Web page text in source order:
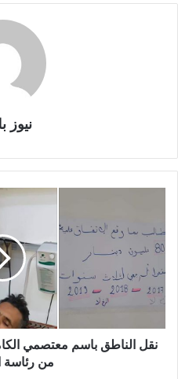
نيوز
نقل الناطق باسم معتصمي
من رئاسة